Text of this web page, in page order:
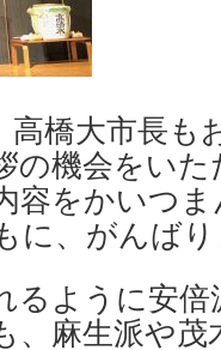
高橋大市長も
の機会をい
容をかいつ
に、がんば
るように安
、麻生派や茂